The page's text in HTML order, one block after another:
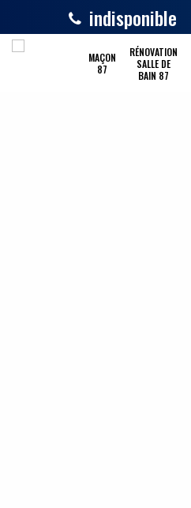
indisponible
MAÇON
87
RÉNOVATION
SALLE DE
BAIN 87